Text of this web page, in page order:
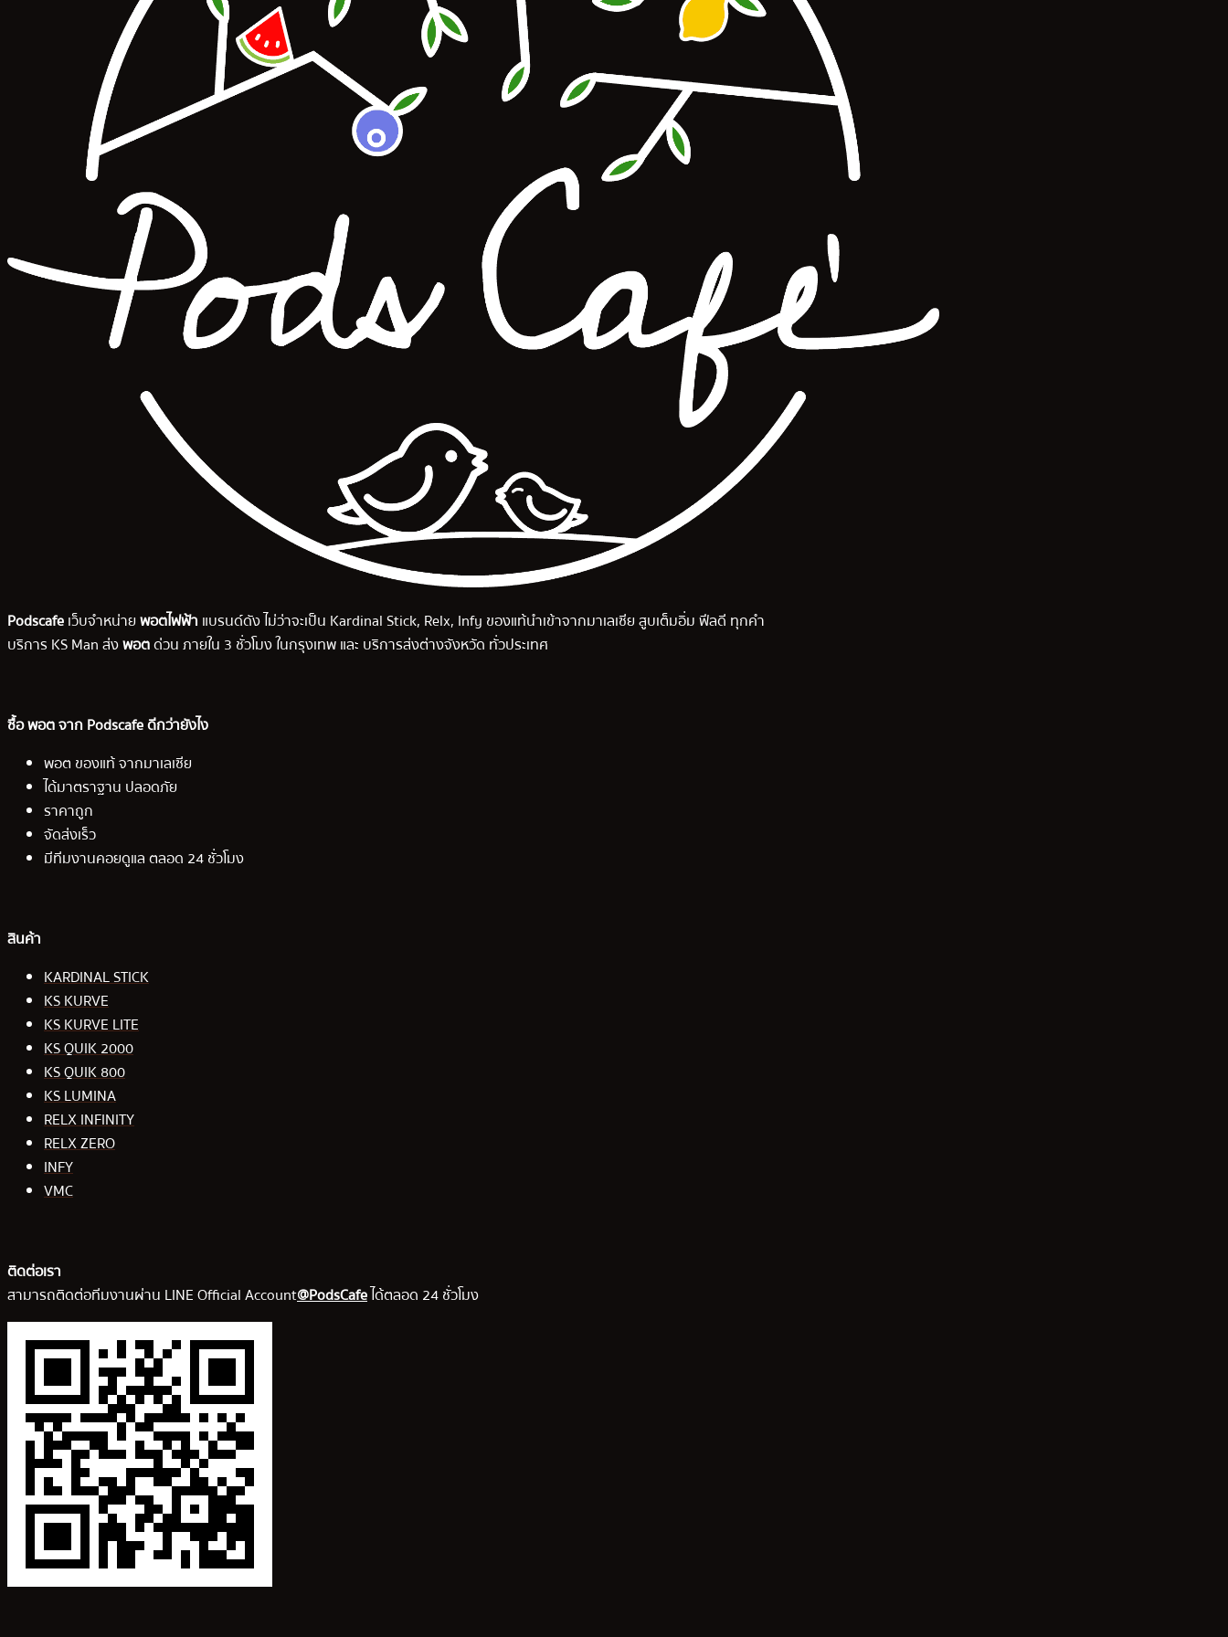
Podscafeเว็บจำหน่ายพอตไฟฟ้า แบรนด์ดัง ไม่ว่าจะเป็น Kardinal Stick, Relx, Infy ของแท้นำเข้าจากมาเลเซีย สูบเต็มอิ่ม ฟีลดี ทุกคำ
บริการ KS Man ส่งพอตด่วน ภายใน 3 ชั่วโมง ในกรุงเทพ และ บริการส่งต่างจังหวัด ทั่วประเทศ
ซื้อ พอต จาก Podscafe ดีกว่ายังไง
พอต ของแท้ จากมาเลเซีย
ได้มาตราฐาน ปลอดภัย
ราคาถูก
จัดส่งเร็ว
มีทีมงานคอยดูแล ตลอด 24 ชั่วโมง
สินค้า
KARDINAL STICK
KS KURVE
KS KURVE LITE
KS QUIK 2000
KS QUIK 800
KS LUMINA
RELX INFINITY
RELX ZERO
INFY
VMC
ติดต่อเรา
สามารถติดต่อทีมงานผ่าน LINE Official Account@PodsCafeได้ตลอด 24 ชั่วโมง